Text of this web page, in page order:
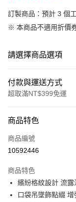
訂製商品：預計 3 個
※ 本商品不適用折價
請選擇商品選項
付款與運送方式
超取滿NT$399免運
信用卡一次付款
信用卡分期付款
合作金庫商業銀行
華南商業銀行
上海商業儲蓄銀行
LINE Pay
Apple Pay
商品特色
商品編號
10592446
商品特色
繽紛格紋設計 流
口袋吊墜飾點綴